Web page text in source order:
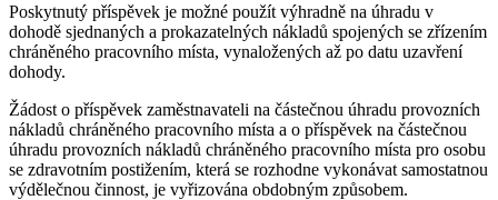
Poskytnutý příspěvek je možné použít výhradně na úhradu v
dohodě sjednaných a prokazatelných nákladů spojených se zřízením
chráněného pracovního místa, vynaložených až po datu uzavření
dohody.
Žádost o příspěvek zaměstnavateli na částečnou úhradu provozních
nákladů chráněného pracovního místa a o příspěvek na částečnou
úhradu provozních nákladů chráněného pracovního místa pro osobu
se zdravotním postižením, která se rozhodne vykonávat samostatnou
výdělečnou činnost, je vyřizována obdobným způsobem.